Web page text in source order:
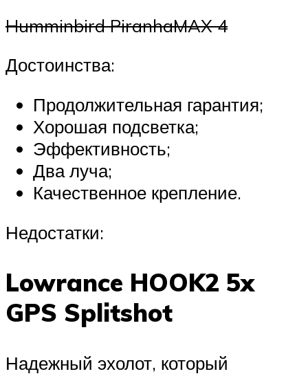
Humminbird PiranhaMAX 4
Достоинства:
Продолжительная гарантия;
Хорошая подсветка;
Эффективность;
Два луча;
Качественное крепление.
Недостатки:
Lowrance HOOK2 5x
GPS Splitshot
Надежный эхолот, который